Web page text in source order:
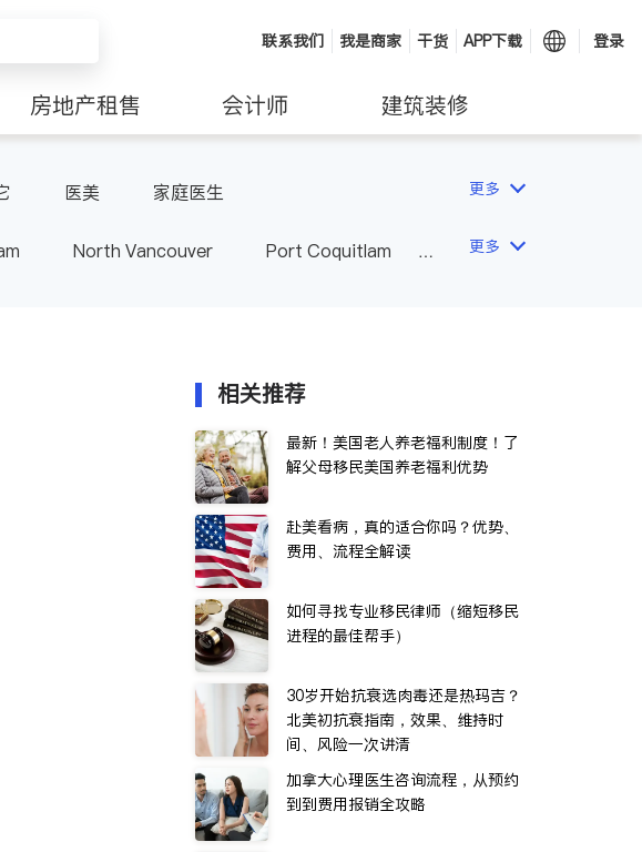
联系我们 我是商家 干货 APP下载 登录
房地产租售 会计师 建筑装修
医美 家庭医生 更多
North Vancouver
Port Coquitlam
更多
相关推荐
最新！美国老人养老福利制度！了
解父母移民美国养老福利优势
赴美看病，真的适合你吗？优势、
费用、流程全解读
如何寻找专业移民律师（缩短移民
进程的最佳帮手）
30岁开始抗衰选肉毒还是热玛吉？
北美初抗衰指南，效果、维持时
间、风险一次讲清
加拿大心理医生咨询流程，从预约
到到费用报销全攻略